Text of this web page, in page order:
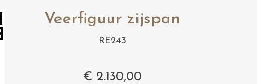
Veerfiguur zijspan
RE243
€ 2.130,00